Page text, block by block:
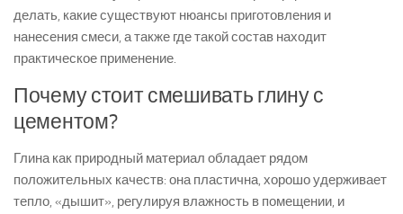
делать, какие существуют нюансы приготовления и
нанесения смеси, а также где такой состав находит
практическое применение.
Почему стоит смешивать глину с
цементом?
Глина как природный материал обладает рядом
положительных качеств: она пластична, хорошо удерживает
тепло, «дышит», регулируя влажность в помещении, и